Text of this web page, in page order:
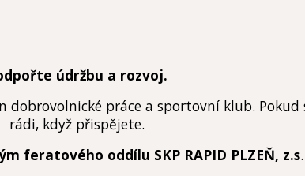
údržbu a rozvoj.
práce a sportovní klub.
rádi, když přispějete.
feratového oddílu SKP RAPID PLZEŇ, z.s.